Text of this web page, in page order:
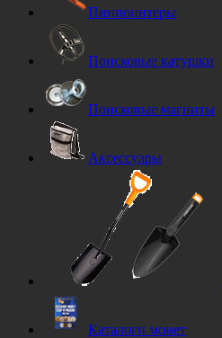
Пинпоинтеры
Поисковые катушки
Поисковые магниты
Аксессуары
Каталоги монет